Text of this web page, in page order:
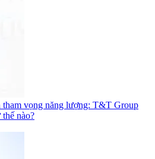
tham vọng năng lượng: T&T Group
nào?